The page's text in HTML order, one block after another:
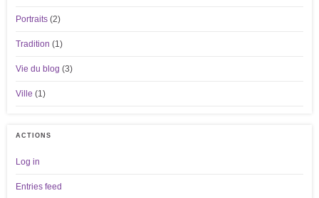
Portraits (2)
Tradition (1)
Vie du blog (3)
Ville (1)
ACTIONS
Log in
Entries feed